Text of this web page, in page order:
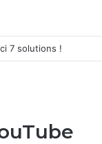
7 solutions !